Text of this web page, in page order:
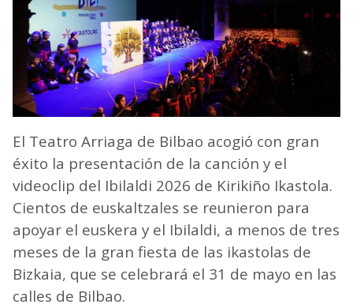
El Teatro Arriaga de Bilbao acogió con gran
éxito la presentación de la canción y el
videoclip del Ibilaldi 2026 de Kirikiño Ikastola.
Cientos de euskaltzales se reunieron para
apoyar el euskera y el Ibilaldi, a menos de tres
meses de la gran fiesta de las ikastolas de
Bizkaia, que se celebrará el 31 de mayo en las
calles de Bilbao.